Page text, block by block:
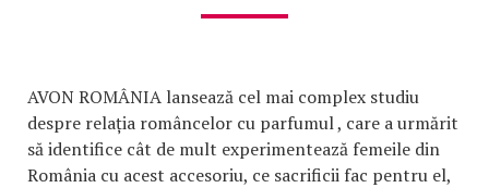
AVON ROMÂNIA lansează cel mai complex studiu
despre relația româncelor cu parfumul , care a urmărit
să identifice cât de mult experimentează femeile din
România cu acest accesoriu, ce sacrificii fac pentru el,